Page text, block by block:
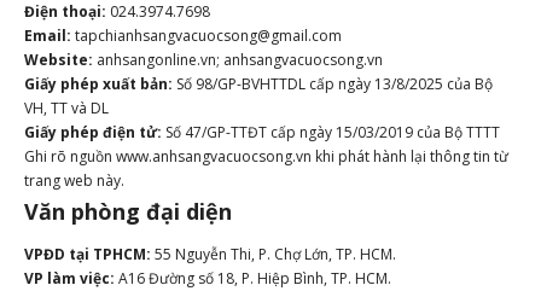
Điện thoại: 024.3974.7698
Email: tapchianhsangvacuocsong@gmail.com
Website: anhsangonline.vn; anhsangvacuocsong.vn
Giấy phép xuất bản: Số 98/GP-BVHTTDL cấp ngày 13/8/2025 của Bộ
VH, TT và DL
Giấy phép điện tử: Số 47/GP-TTĐT cấp ngày 15/03/2019 của Bộ TTTT
Ghi rõ nguồn www.anhsangvacuocsong.vn khi phát hành lại thông tin từ
trang web này.
Văn phòng đại diện
VPĐD tại TPHCM: 55 Nguyễn Thi, P. Chợ Lớn, TP. HCM.
VP làm việc: A16 Đường số 18, P. Hiệp Bình, TP. HCM.